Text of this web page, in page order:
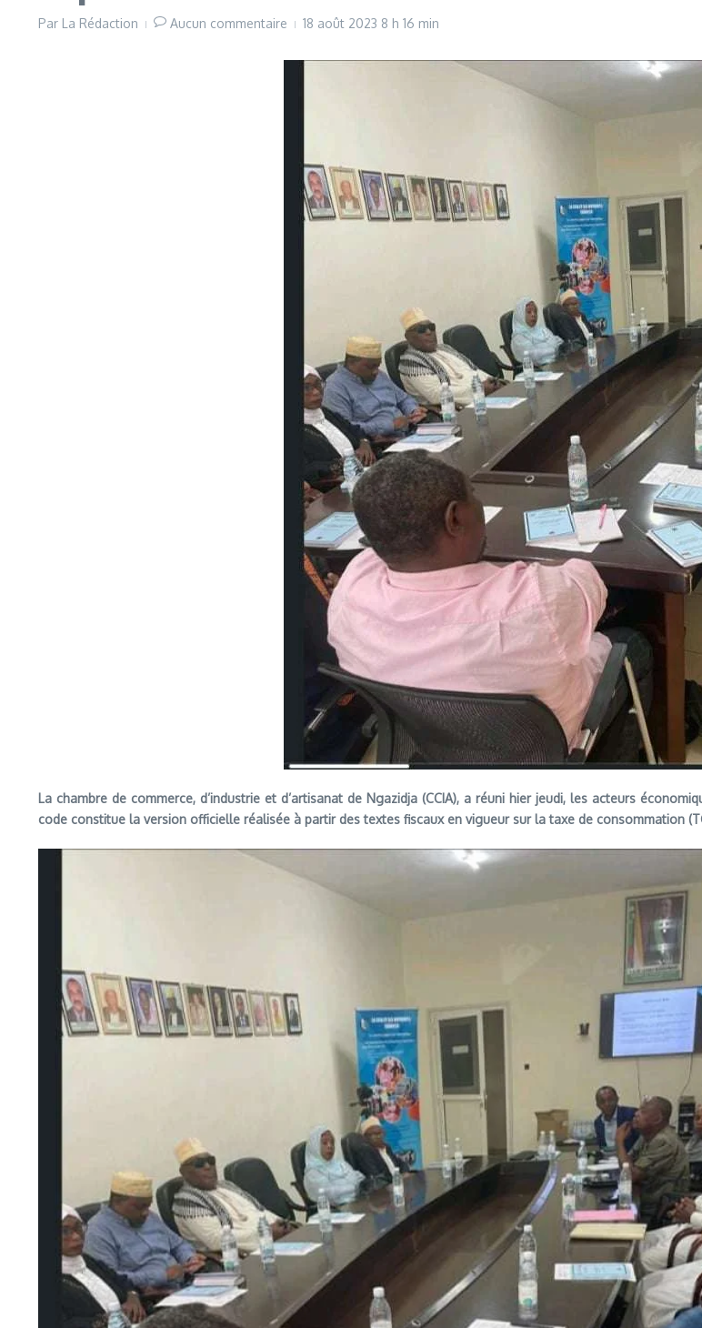
Par La Rédaction Aucun commentaire 18 août 2023 8 h 16 min
La chambre de commerce, d’industrie et d’artisanat de Ngazidja (CCIA), a réuni hier jeudi, les acteurs
code constitue la version officielle réalisée à partir des textes fiscaux en vigueur sur la taxe de consommation